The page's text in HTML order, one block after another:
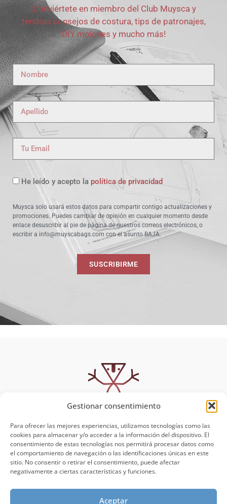
Gestionar consentimiento
Para ofrecer las mejores experiencias, utilizamos tecnologías como las
cookies para almacenar y/o acceder a la información del dispositivo. El
consentimiento de estas tecnologías nos permitirá procesar datos como
el comportamiento de navegación o las identificaciones únicas en este
sitio. No consentir o retirar el consentimiento, puede afectar
negativamente a ciertas características y funciones.
Aceptar
¡Conviértete en miembro del Club Muysca y
tendrás consejos de costura, tips de patronajes,
DIY molones y mucho más!
He leído y acepto la política de privacidad
Muysca solo usará estos datos para compartir contigo actualizaciones y
promociones. Puedes cambiar de opinión en cualquier momento desde
enlace desuscribir al pie de página de nuestros correos electrónicos, o
escribir a info@muyscabags.com con el asunto BAJA.
SUSCRIBIRME
MUYSCA
Muysca
Blog
Política de Privacidad
Aviso Legal